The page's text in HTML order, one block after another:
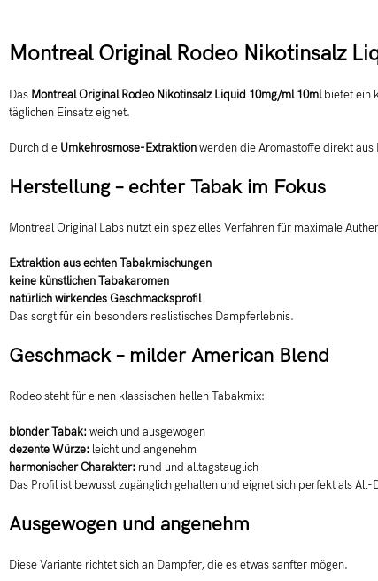
Montreal Original Rodeo Nikotinsalz
Das Montreal Original Rodeo Nikotinsalz Liquid 10mg/ml 10mlbietet ein
täglichen Einsatz eignet.
Durch die Umkehrosmose-Extraktionwerden die Aromastoffe direkt
Herstellung – echter Tabak im Fokus
Montreal Original Labs nutzt ein spezielles Verfahren für maximale
Extraktion aus echten Tabakmischungen
keine künstlichen Tabakaromen
natürlich wirkendes Geschmacksprofil
Das sorgt für ein besonders realistisches Dampferlebnis.
Geschmack – milder American Blend
Rodeo steht für einen klassischen hellen Tabakmix:
blonder Tabak: weich und ausgewogen
dezente Würze: leicht und angenehm
harmonischer Charakter: rund und alltagstauglich
Das Profil ist bewusst zugänglich gehalten und eignet sich perfekt als
Ausgewogen und angenehm
Diese Variante richtet sich an Dampfer, die es etwas sanfter mögen.